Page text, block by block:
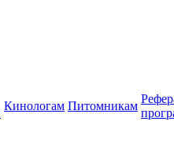
Кинологам Питомникам